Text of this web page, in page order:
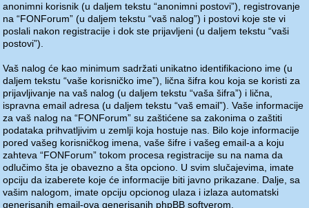
anonimni korisnik (u daljem tekstu “anonimni postovi”), registrovanje
na “FONForum” (u daljem tekstu “vaš nalog”) i postovi koje ste vi
poslali nakon registracije i dok ste prijavljeni (u daljem tekstu “vaši
postovi”).
Vaš nalog će kao minimum sadržati unikatno identifikaciono ime (u
daljem tekstu “vaše korisničko ime”), lična šifra kou koja se koristi za
prijavljivanje na vaš nalog (u daljem tekstu “vaša šifra”) i lična,
ispravna email adresa (u daljem tekstu “vaš email”). Vaše informacije
za vaš nalog na “FONForum” su zaštićene sa zakonima o zaštiti
podataka prihvatljivim u zemlji koja hostuje nas. Bilo koje informacije
pored vašeg korisničkog imena, vaše šifre i vašeg email-a a koju
zahteva “FONForum” tokom procesa registracije su na nama da
odlučimo šta je obavezno a šta opciono. U svim slučajevima, imate
opciju da izaberete koje će informacije biti javno prikazane. Dalje, sa
vašim nalogom, imate opciju opcionog ulaza i izlaza automatski
generisanih email-ova generisanih phpBB softverom.